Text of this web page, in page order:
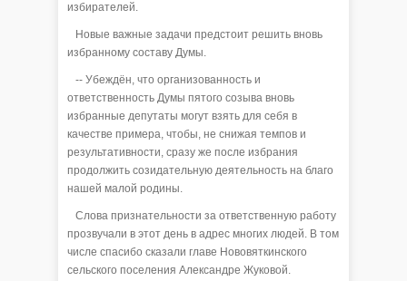
избирателей.
Новые важные задачи предстоит решить вновь
избранному составу Думы.
-- Убеждён, что организованность и
ответственность Думы пятого созыва вновь
избранные депутаты могут взять для себя в
качестве примера, чтобы, не снижая темпов и
результативности, сразу же после избрания
продолжить созидательную деятельность на благо
нашей малой родины.
Слова признательности за ответственную работу
прозвучали в этот день в адрес многих людей. В том
числе спасибо сказали главе Нововяткинского
сельского поселения Александре Жуковой.